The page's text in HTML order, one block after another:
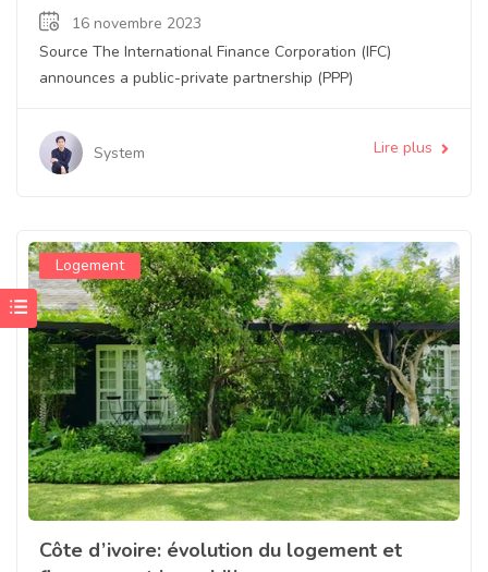
16 novembre 2023
Source The International Finance Corporation (IFC)
announces a public-private partnership (PPP)
System Lire plus
Logement
Côte d’ivoire: évolution du logement et